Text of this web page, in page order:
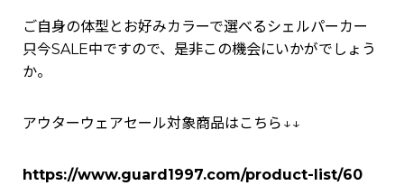
ご自身の体型とお好みカラーで選べるシェルパーカー
只今SALE中ですので、是非この機会にいかがでしょう
か。
アウターウェアセール対象商品はこちら↓↓
https://www.guard1997.com/product-list/60